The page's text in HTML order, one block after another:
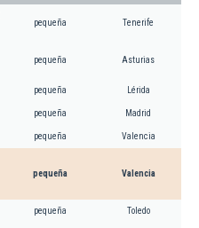
pequeña Tenerife
pequeña Asturias
pequeña Lérida
pequeña Madrid
pequeña Valencia
pequeña Valencia
pequeña Toledo